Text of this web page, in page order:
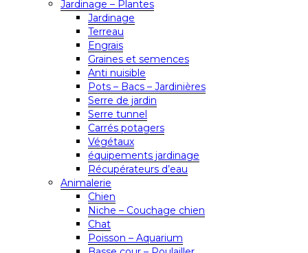
Jardinage – Plantes
Jardinage
Terreau
Engrais
Graines et semences
Anti nuisible
Pots – Bacs – Jardinières
Serre de jardin
Serre tunnel
Carrés potagers
Végétaux
équipements jardinage
Récupérateurs d’eau
Animalerie
Chien
Niche – Couchage chien
Chat
Poisson – Aquarium